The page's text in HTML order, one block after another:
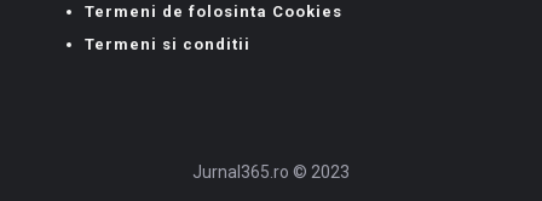
Termeni de folosinta Cookies
Termeni si conditii
Jurnal365.ro © 2023